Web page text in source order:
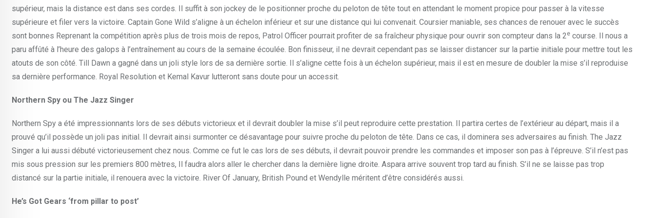
supérieur, mais la distance est dans ses cordes. Il suffit à son jockey de le positionner proche du peloton de tête tout en attendant le moment propice pour passer à la vitesse
supérieure et filer vers la victoire. Captain Gone Wild s’aligne à un échelon inférieur et sur une distance qui lui convenait. Coursier maniable, ses chances de renouer avec le succès
sont bonnes Reprenant la compétition après plus de trois mois de repos, Patrol Officer pourrait profiter de sa fraîcheur physique pour ouvrir son compteur dans la 2e course. Il nous a
paru affûté à l’heure des galops à l’entraînement au cours de la semaine écoulée. Bon finisseur, il ne devrait cependant pas se laisser distancer sur la partie initiale pour mettre tout les
atouts de son côté. Till Dawn a gagné dans un joli style lors de sa dernière sortie. Il s’aligne cette fois à un échelon supérieur, mais il est en mesure de doubler la mise s’il reproduise
sa dernière performance. Royal Resolution et Kemal Kavur lutteront sans doute pour un accessit.
Northern Spy ou The Jazz Singer
Northern Spy a été impressionnants lors de ses débuts victorieux et il devrait doubler la mise s’il peut reproduire cette prestation. Il partira certes de l’extérieur au départ, mais il a
prouvé qu’il possède un joli pas initial. Il devrait ainsi surmonter ce désavantage pour suivre proche du peloton de tête. Dans ce cas, il dominera ses adversaires au finish. The Jazz
Singer a lui aussi débuté victorieusement chez nous. Comme ce fut le cas lors de ses débuts, il devrait pouvoir prendre les commandes et imposer son pas à l’épreuve. S’il n’est pas
mis sous pression sur les premiers 800 mètres, Il faudra alors aller le chercher dans la dernière ligne droite. Aspara arrive souvent trop tard au finish. S’il ne se laisse pas trop
distancé sur la partie initiale, il renouera avec la victoire. River Of January, British Pound et Wendylle méritent d’être considérés aussi.
He’s Got Gears ‘from pillar to post’